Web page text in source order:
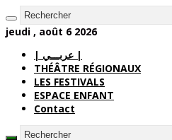
jeudi , août 6 2026
| عربـــي |
THÉÂTRE RÉGIONAUX
LES FESTIVALS
ESPACE ENFANT
Contact